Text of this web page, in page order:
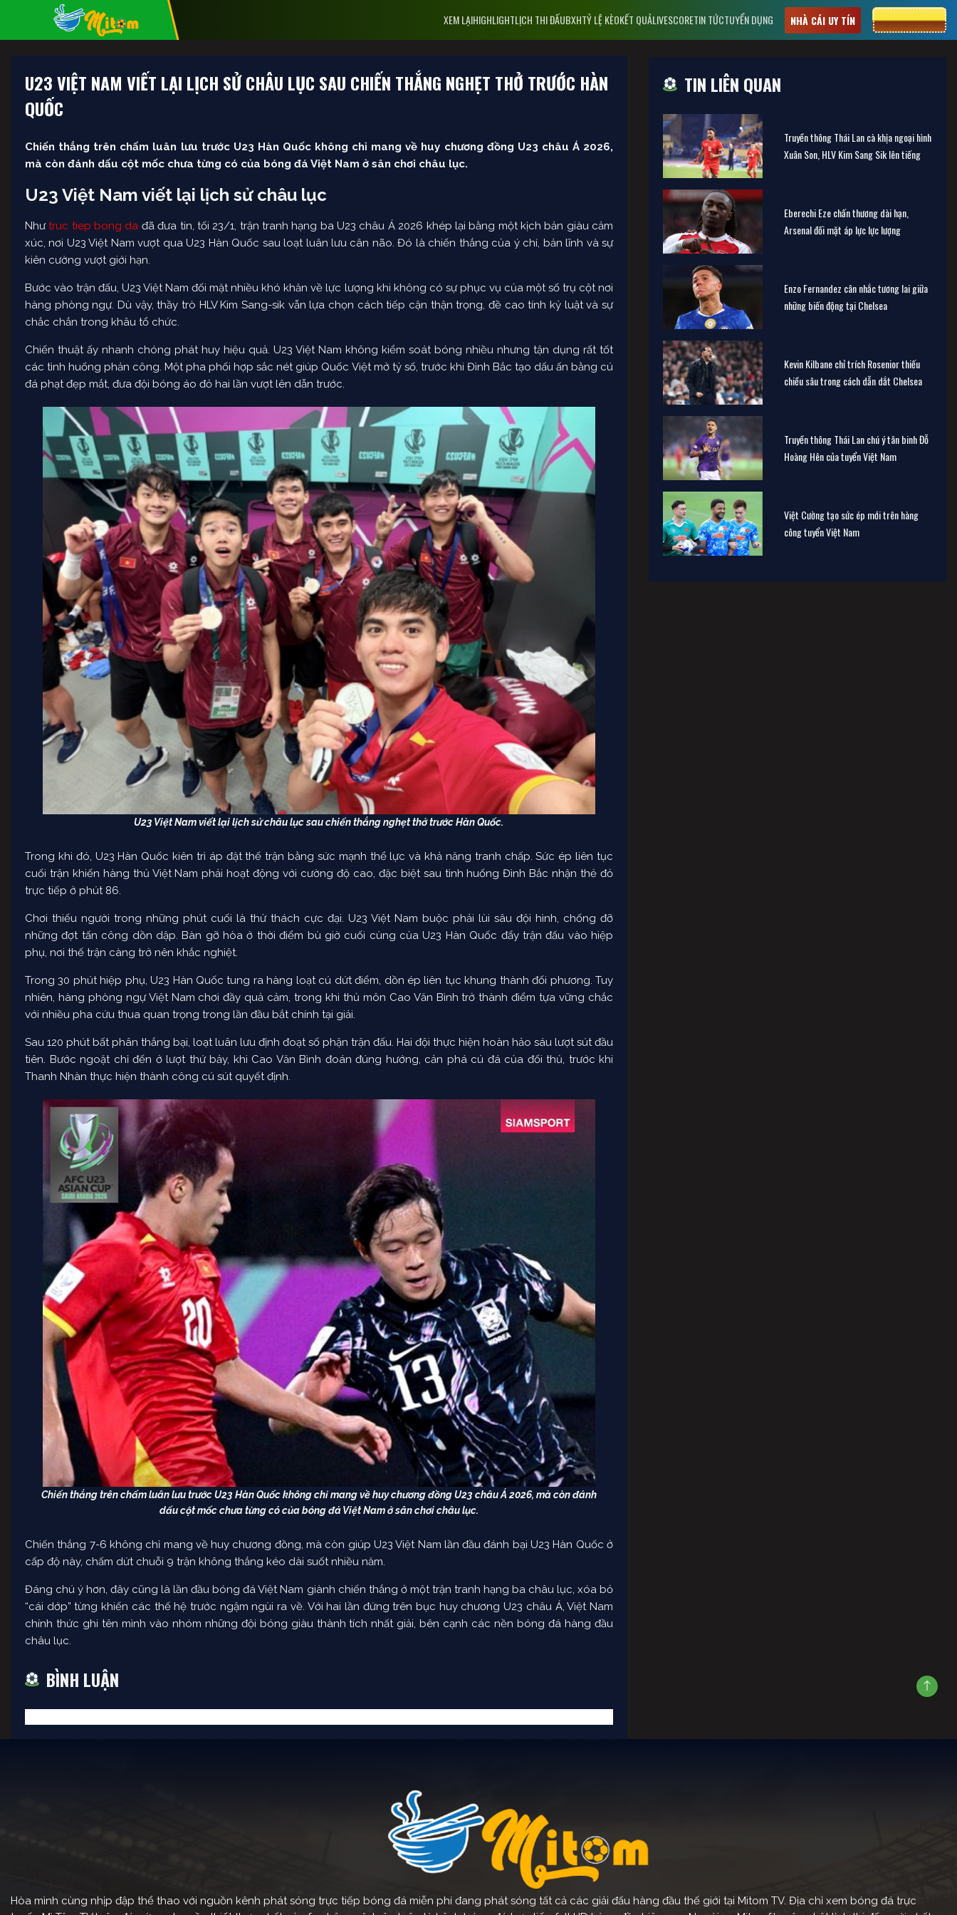
XEM LẠIHIGHLIGHTLỊCH THI ĐẤUBXHTỶ LỆ KÈOKẾT QUẢLIVESCORETIN TỨCTUYỂN DỤNG NHÀ CÁI UY TÍN CƯỢC 8XBET
U23 VIỆT NAM VIẾT LẠI LỊCH SỬ CHÂU LỤC SAU CHIẾN THẮNG NGHẸT THỞ TRƯỚC HÀN
QUỐC
Chiến thắng trên chấm luân lưu trước U23 Hàn Quốc không chỉ mang về huy chương đồng U23 châu Á 2026,
mà còn đánh dấu cột mốc chưa từng có của bóng đá Việt Nam ở sân chơi châu lục.
U23 Việt Nam viết lại lịch sử châu lục
Nhưtruc tiep bong da đã đưa tin, tối 23/1, trận tranh hạng ba U23 châu Á 2026 khép lại bằng một kịch bản giàu cảm
xúc, nơi U23 Việt Nam vượt qua U23 Hàn Quốc sau loạt luân lưu cân não. Đó là chiến thắng của ý chí, bản lĩnh và sự
kiên cường vượt giới hạn.
Bước vào trận đấu, U23 Việt Nam đối mặt nhiều khó khăn về lực lượng khi không có sự phục vụ của một số trụ cột nơi
hàng phòng ngự. Dù vậy, thầy trò HLV Kim Sang-sik vẫn lựa chọn cách tiếp cận thận trọng, đề cao tính kỷ luật và sự
chắc chắn trong khâu tổ chức.
Chiến thuật ấy nhanh chóng phát huy hiệu quả. U23 Việt Nam không kiểm soát bóng nhiều nhưng tận dụng rất tốt
các tình huống phản công. Một pha phối hợp sắc nét giúp Quốc Việt mở tỷ số, trước khi Đình Bắc tạo dấu ấn bằng cú
đá phạt đẹp mắt, đưa đội bóng áo đỏ hai lần vượt lên dẫn trước.
U23 Việt Nam viết lại lịch sử châu lục sau chiến thắng nghẹt thở trước Hàn Quốc.
Trong khi đó, U23 Hàn Quốc kiên trì áp đặt thế trận bằng sức mạnh thể lực và khả năng tranh chấp. Sức ép liên tục
cuối trận khiến hàng thủ Việt Nam phải hoạt động với cường độ cao, đặc biệt sau tình huống Đình Bắc nhận thẻ đỏ
trực tiếp ở phút 86.
Chơi thiếu người trong những phút cuối là thử thách cực đại. U23 Việt Nam buộc phải lùi sâu đội hình, chống đỡ
những đợt tấn công dồn dập. Bàn gỡ hòa ở thời điểm bù giờ cuối cùng của U23 Hàn Quốc đẩy trận đấu vào hiệp
phụ, nơi thế trận càng trở nên khắc nghiệt.
Trong 30 phút hiệp phụ, U23 Hàn Quốc tung ra hàng loạt cú dứt điểm, dồn ép liên tục khung thành đối phương. Tuy
nhiên, hàng phòng ngự Việt Nam chơi đầy quả cảm, trong khi thủ môn Cao Văn Bình trở thành điểm tựa vững chắc
với nhiều pha cứu thua quan trọng trong lần đầu bắt chính tại giải.
Sau 120 phút bất phân thắng bại, loạt luân lưu định đoạt số phận trận đấu. Hai đội thực hiện hoàn hảo sáu lượt sút đầu
tiên. Bước ngoặt chỉ đến ở lượt thứ bảy, khi Cao Văn Bình đoán đúng hướng, cản phá cú đá của đối thủ, trước khi
Thanh Nhàn thực hiện thành công cú sút quyết định.
Chiến thắng trên chấm luân lưu trước U23 Hàn Quốc không chỉ mang về huy chương đồng U23 châu Á 2026, mà còn đánh
dấu cột mốc chưa từng có của bóng đá Việt Nam ở sân chơi châu lục.
Chiến thắng 7-6 không chỉ mang về huy chương đồng, mà còn giúp U23 Việt Nam lần đầu đánh bại U23 Hàn Quốc ở
cấp độ này, chấm dứt chuỗi 9 trận không thắng kéo dài suốt nhiều năm.
Đáng chú ý hơn, đây cũng là lần đầu bóng đá Việt Nam giành chiến thắng ở một trận tranh hạng ba châu lục, xóa bỏ
“cái dớp” từng khiến các thế hệ trước ngậm ngùi ra về. Với hai lần đứng trên bục huy chương U23 châu Á, Việt Nam
chính thức ghi tên mình vào nhóm những đội bóng giàu thành tích nhất giải, bên cạnh các nền bóng đá hàng đầu
châu lục.
BÌNH LUẬN
TIN LIÊN QUAN
Truyền thông Thái Lan cà khịa ngoại hình
Xuân Son, HLV Kim Sang Sik lên tiếng
Eberechi Eze chấn thương dài hạn,
Arsenal đối mặt áp lực lực lượng
Enzo Fernandez cân nhắc tương lai giữa
những biến động tại Chelsea
Kevin Kilbane chỉ trích Rosenior thiếu
chiều sâu trong cách dẫn dắt Chelsea
Truyền thông Thái Lan chú ý tân binh Đỗ
Hoàng Hên của tuyển Việt Nam
Việt Cường tạo sức ép mới trên hàng
công tuyển Việt Nam
Hòa mình cùng nhịp đập thể thao với nguồn kênh phát sóng trực tiếp bóng đá miễn phí đang phát sóng tất cả các giải đấu hàng đầu thế giới tại Mitom TV. Địa chỉ xem bóng đá trực